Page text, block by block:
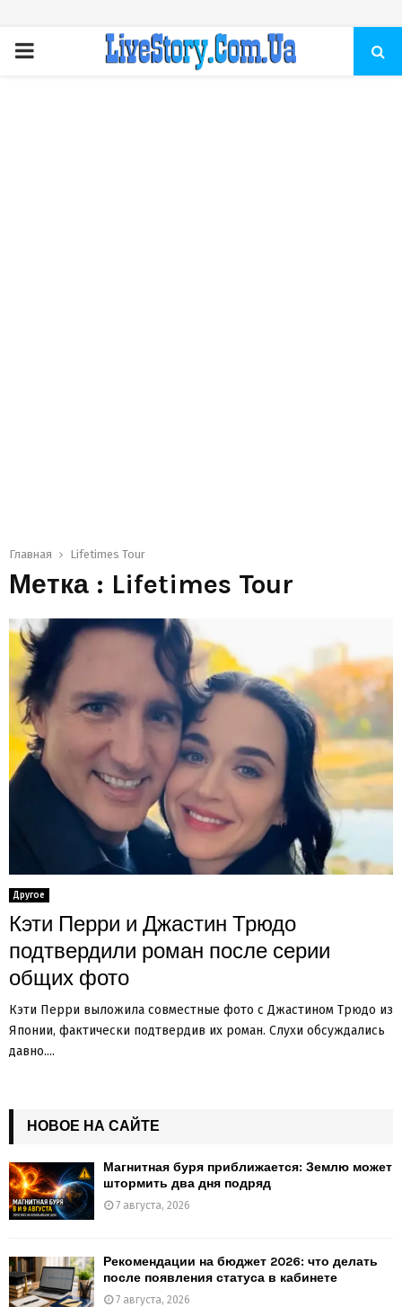
ПЕРВИЧНОЕ
Главная Lifetimes Tour
Метка : Lifetimes Tour
Другое
Кэти Перри и Джастин Трюдо
подтвердили роман после серии
общих фото
Кэти Перри выложила совместные фото с Джастином Трюдо из
Японии, фактически подтвердив их роман. Слухи обсуждались
давно....
НОВОЕ НА САЙТЕ
Магнитная буря приближается: Землю может
штормить два дня подряд
7 августа, 2026
Рекомендации на бюджет 2026: что делать
после появления статуса в кабинете
7 августа, 2026